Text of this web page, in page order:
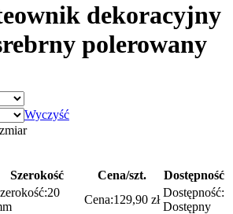
dekoracyjny
polerowany
Wyczyść
Szerokość Cena/szt.
Dostępność
20
Cena:129,90 zł
Dostępność:
Dostępny